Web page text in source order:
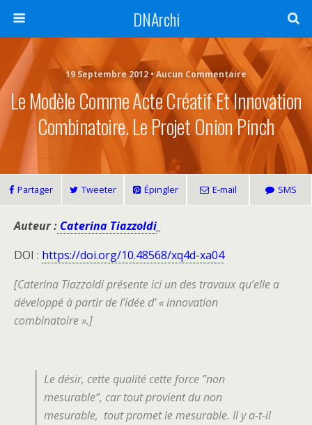
DNArchi
19 Septembre 2012 • Aucun Commentaire
Le Modèle Comme Acte Créatif Et Innovation
Combinatoire. Le Projet Onion Pinch
Partager Tweeter Épingler E-mail SMS
Auteur : Caterina Tiazzoldi
DOI : https://doi.org/10.48568/xq4d-xa04
[Caterina Tiazzoldi présente ici un des travaux qu’elle a
développé à partir de l’idée d’ « innovation
combinatoire ».]
Le désir, cette qualité cette force ”non
mesurable”, car tout provient du non
mesurable, tout promet le mesurable. Il y a-t-il